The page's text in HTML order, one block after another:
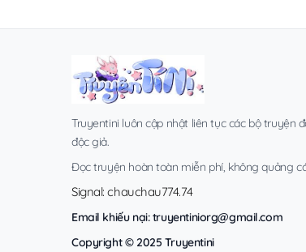
Truyentini luôn cập nhật liên tục các bộ truyện
độc giả.
Đọc truyện hoàn toàn miễn phí, không quảng
Signal: chauchau774.74
Email khiếu nại:truyentiniorg@gmail.com
Copyright © 2025 Truyentini